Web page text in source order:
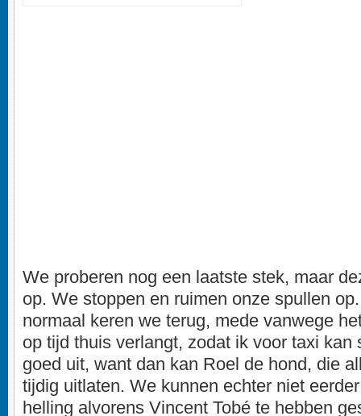
We proberen nog een laatste stek, maar
op. We stoppen en ruimen onze spullen
normaal keren we terug, mede vanwege
op tijd thuis verlangt, zodat ik voor taxi kan
goed uit, want dan kan Roel de hond, die
tijdig uitlaten. We kunnen echter niet
helling alvorens Vincent Tobé te hebben